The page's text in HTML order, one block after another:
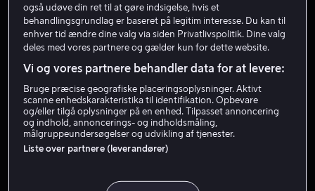
Matthew Davis
Skuespiller Gæst
også udøve din ret til at gøre indsigelse, hvis et
behandlingsgrundlag er baseret på legitim interesse. Du kan til
enhver tid ændre dine valg via siden Privatlivspolitik. Dine valg
deles med vores partnere og gælder kun for dette website.
Vi og vores partnere behandler data for at levere:
Bruge præcise geografiske placeringsoplysninger. Aktivt
scanne enhedskarakteristika til identifikation. Opbevare
og/eller tilgå oplysninger på en enhed. Tilpasset annoncering
og indhold, annoncerings- og indholdsmåling,
målgruppeundersøgelser og udvikling af tjenester.
Liste over partnere (leverandører)